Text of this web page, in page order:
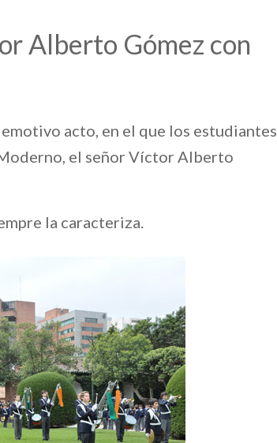
Alberto Gómez con
acto, en el que los estudiantes
el señor Víctor Alberto
la caracteriza.